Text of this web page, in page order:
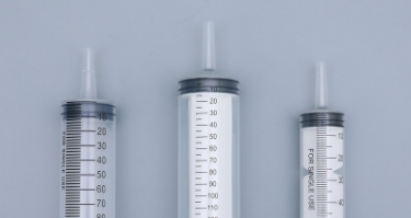
Actualités et cas de coopération
Bases et processus de fabrication